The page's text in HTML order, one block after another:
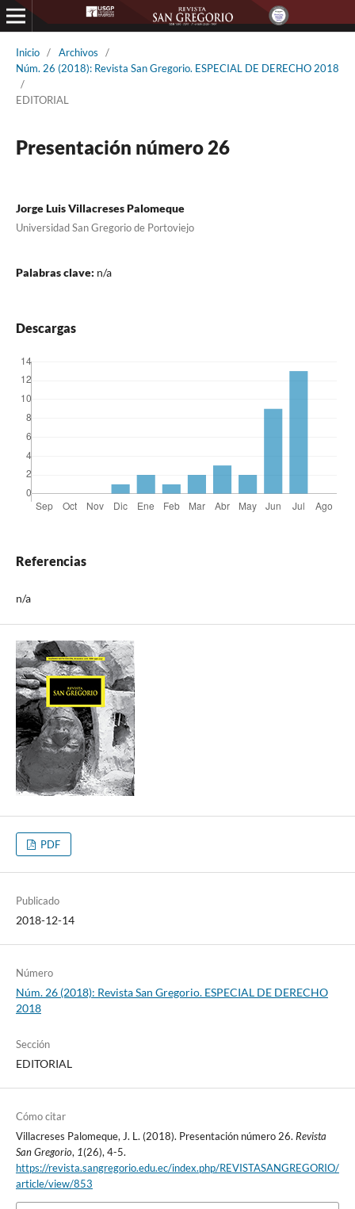
Inicio / Archivos
/
Núm. 26 (2018): Revista San Gregorio. ESPECIAL DE DERECHO 2018
/
EDITORIAL
Presentación número 26
Jorge Luis Villacreses Palomeque
Universidad San Gregorio de Portoviejo
Palabras clave: n/a
Descargas
Referencias
n/a
PDF
Publicado
2018-12-14
Número
Núm. 26 (2018): Revista San Gregorio. ESPECIAL DE DERECHO
2018
Sección
EDITORIAL
Cómo citar
Villacreses Palomeque, J. L. (2018). Presentación número 26. Revista
San Gregorio, 1(26), 4-5.
https://revista.sangregorio.edu.ec/index.php/REVISTASANGREGORIO/
article/view/853